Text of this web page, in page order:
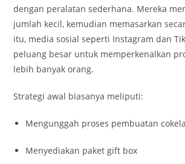
dengan peralatan sederhana. Mereka
jumlah kecil, kemudian memasarkan
itu, media sosial seperti Instagram dan
peluang besar untuk memperkenalkan
lebih banyak orang.
Strategi awal biasanya meliputi:
Mengunggah proses pembuatan
Menyediakan paket gift box